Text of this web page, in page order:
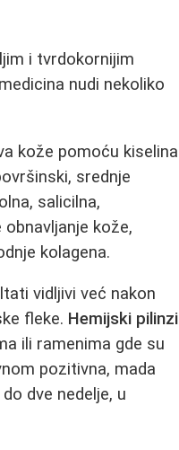
i tvrdokornijim
nudi nekoliko
kože pomoću kiselina
srednje
salicilna,
kože,
kolagena.
vidljivi već nakon
fleke. Hemijski pilinzi
ili ramenima gde su
pozitivna, mada
dve nedelje, u